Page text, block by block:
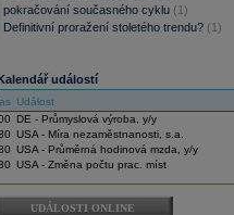
pokračování současného cyklu (1)
Definitivní proražení stoletého trendu? (1)
událostí
Událost
DE - Průmyslová výroba, y/y
USA - Míra nezaměstnanosti, s.a.
USA - Průměrná hodinová mzda, y/y
USA - Změna počtu prac. míst
UDÁLOSTI ONLINE